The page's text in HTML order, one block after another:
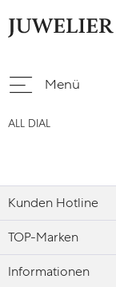
Menü
ALL DIAL
Kunden Hotline
TOP-Marken
Informationen